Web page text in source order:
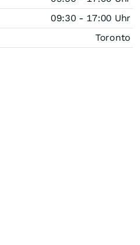
09:30 - 17:00 Uhr
Toronto